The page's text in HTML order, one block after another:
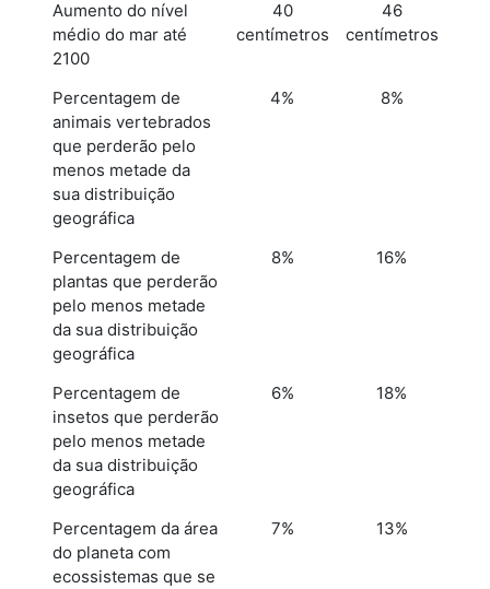
Aumento do nível
médio do mar até
2100
40
centímetros
46
centímetros
Percentagem de
animais vertebrados
que perderão pelo
menos metade da
sua distribuição
geográfica
4% 8%
Percentagem de
plantas que perderão
pelo menos metade
da sua distribuição
geográfica
8% 16%
Percentagem de
insetos que perderão
pelo menos metade
da sua distribuição
geográfica
6% 18%
Percentagem da área
do planeta com
ecossistemas que se
7% 13%